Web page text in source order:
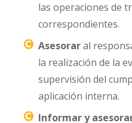
las operaciones de
correspondientes.
Asesoraral
la realización de la
supervisión del
aplicación interna.
Informar y